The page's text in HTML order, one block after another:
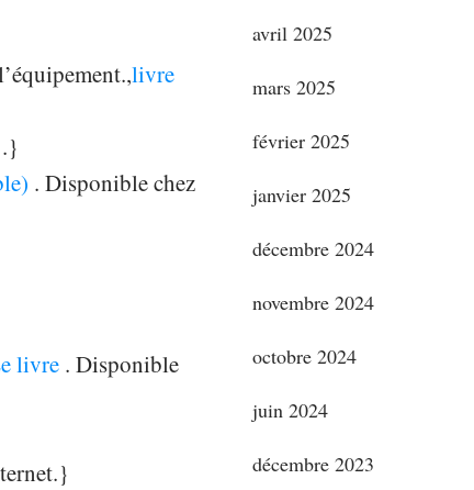
livre
.}
. Disponible chez
livre . Disponible
avril 2025
mars 2025
février 2025
janvier 2025
décembre 2024
novembre 2024
octobre 2024
juin 2024
décembre 2023